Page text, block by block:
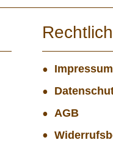
Impressum
AGB